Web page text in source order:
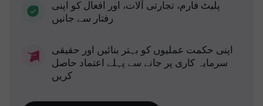
پلیٹ فارم، تجارتی آلات، اور افعال کو اپنی
رفتار سے جانیں
اپنی حکمت عملیوں کو بہتر بنائیں اور حقیقی
سرمایہ کاری پر جانے سے پہلے اعتماد حاصل
کریں